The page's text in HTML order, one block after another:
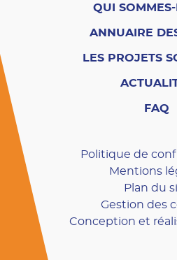
QUI
ANNUAIRE
LES PROJETS
FAQ
Politique de
Mentions
Plan du
Gestion des
Conception et